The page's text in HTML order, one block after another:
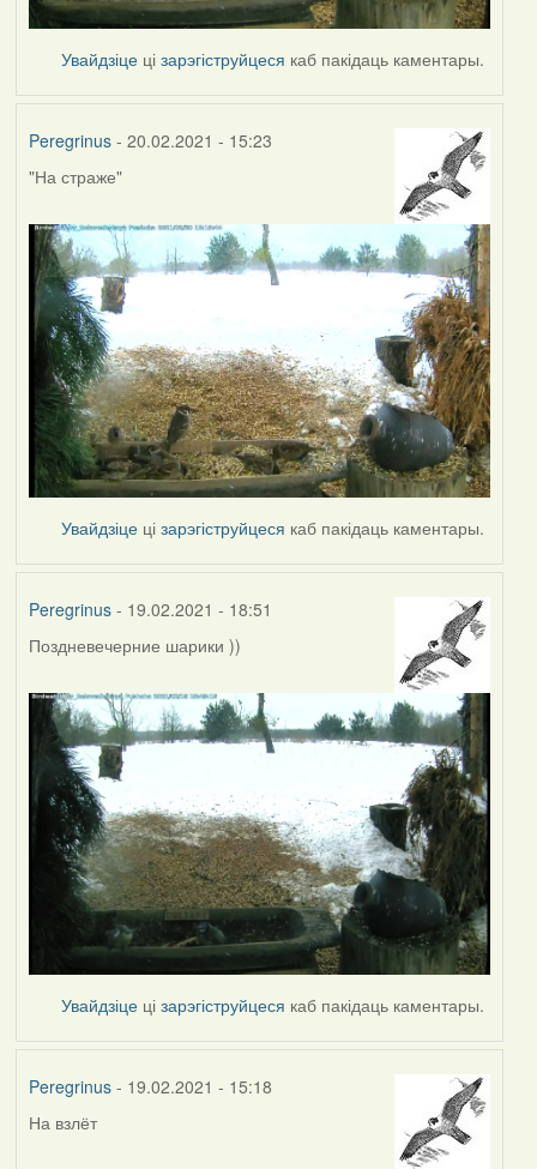
Увайдзіце цізарэгіструйцеся каб пакідаць каментары.
Peregrinus- 20.02.2021 - 15:23
"На страже"
Увайдзіце цізарэгіструйцеся каб пакідаць каментары.
Peregrinus- 19.02.2021 - 18:51
Поздневечерние шарики ))
Увайдзіце цізарэгіструйцеся каб пакідаць каментары.
Peregrinus- 19.02.2021 - 15:18
На взлёт